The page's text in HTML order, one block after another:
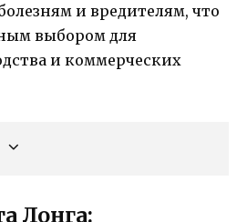
и вредителям, что
выбором для
и коммерческих
Лонга: